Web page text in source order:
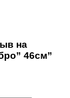
на
46см”